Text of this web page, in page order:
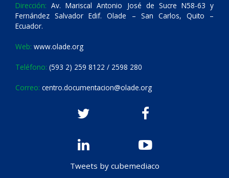
Dirección: Av. Mariscal Antonio José de Sucre N58-63 y
Fernández Salvador Edif. Olade – San Carlos, Quito –
Ecuador.
Web: www.olade.org
Teléfono: (593 2) 259 8122 / 2598 280
Correo: centro.documentacion@olade.org
Tweets by cubemediaco